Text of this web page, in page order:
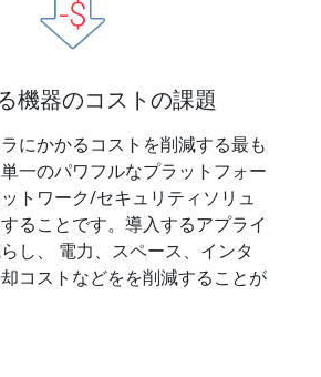
機器のコストの課題
にかかるコストを削減する最も
一のパワフルなプラットフォー
トワーク/セキュリティソリュ
ることです。導入するアプライ
し、 電力、スペース、インタ
コストなどをを削減することが